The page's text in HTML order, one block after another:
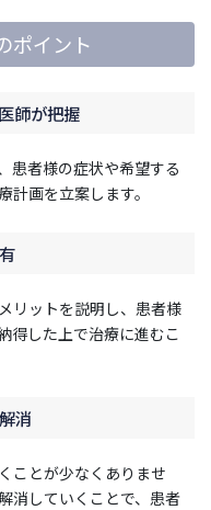
ポイント
師が把握
患者様の症状や希望する
画を立案します。
リットを説明し、患者様
得した上で治療に進むこ
消
ことが少なくありませ
消していくことで、患者